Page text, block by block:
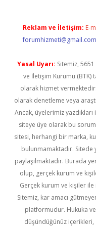
Reklam ve İletişim: E-
forumhizmeti@gmail.com
Yasal Uyarı: Sitemiz,
ve İletişim Kurumu (BTK)
olarak hizmet
olarak denetleme veya
Ancak, üyelerimiz
siteye üye olarak bu
sitesi, herhangi bir marka,
bulunmamaktadır. Sitede
paylaşılmaktadır. Burada
olup, gerçek kurum ve
Gerçek kurum ve kişiler
Sitemiz, kar amacı
platformudur. Hukuka
düşündüğünüz içerikleri,